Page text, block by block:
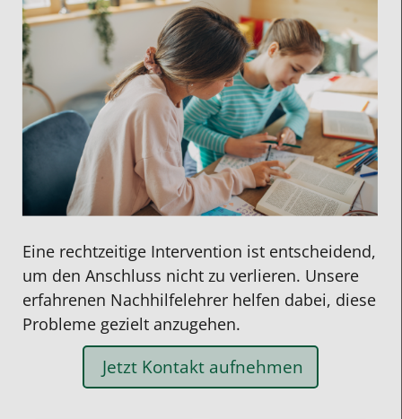
Eine rechtzeitige Intervention ist entscheidend,
um den Anschluss nicht zu verlieren. Unsere
erfahrenen Nachhilfelehrer helfen dabei, diese
Probleme gezielt anzugehen.
Jetzt Kontakt aufnehmen